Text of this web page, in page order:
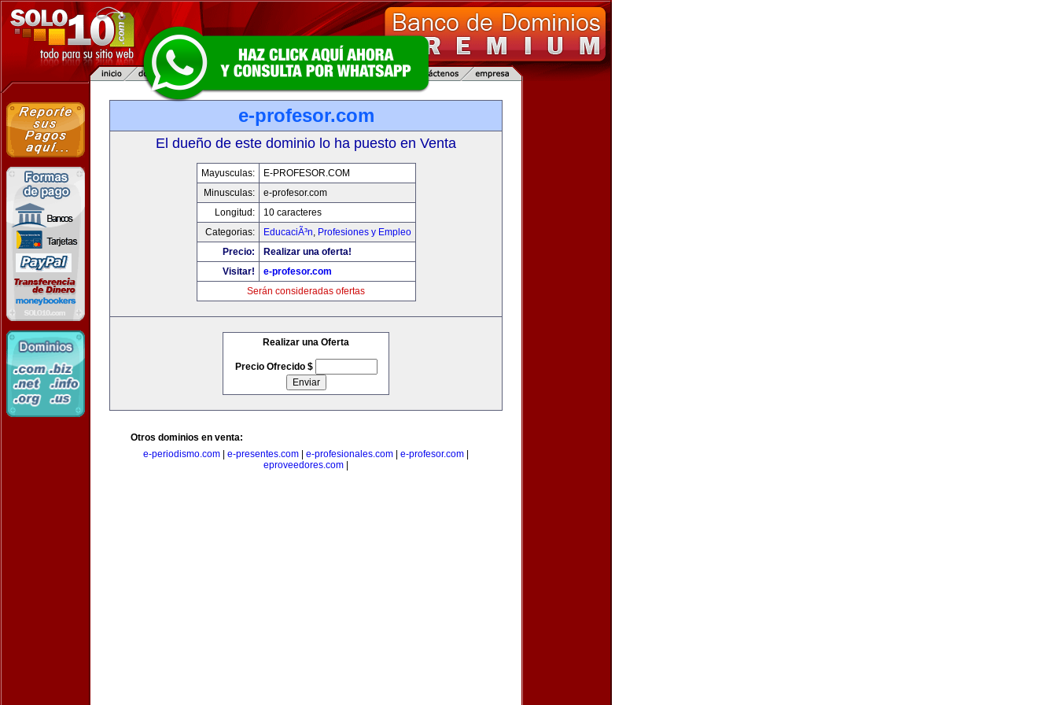
e-profesor.com
El dueño de este dominio lo ha puesto en Venta
Mayusculas:
E-PROFESOR.COM
Minusculas:
e-profesor.com
Longitud:
10 caracteres
Categorias:
EducaciÃ³n, Profesiones y Empleo
Precio:
Realizar una oferta!
Visitar!
e-profesor.com
Serán consideradas ofertas
Realizar una Oferta
Precio Ofrecido $
Otros dominios en venta:
e-periodismo.com
e-presentes.com e-profesionales.com e-profesor.com
eproveedores.com